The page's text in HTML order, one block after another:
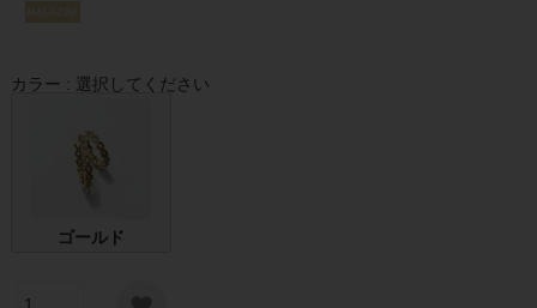
カラー 選択してください
ゴールド